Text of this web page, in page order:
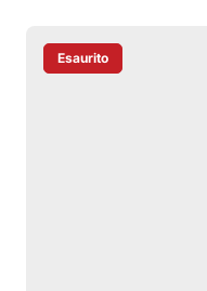
Etichetta Del Prodotto:
Esaurito